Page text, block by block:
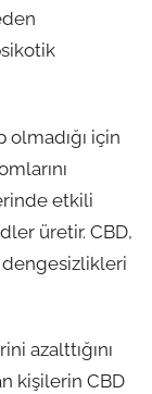
için
etkili
üretir. CBD,
azalttığını
kişilerin CBD